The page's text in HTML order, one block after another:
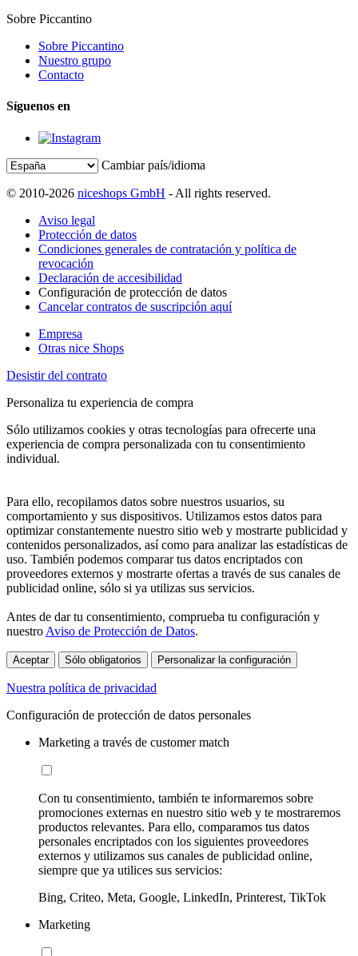
Sobre Piccantino
Sobre Piccantino
Nuestro grupo
Contacto
Síguenos en
Cambiar país/idioma
© 2010-2026 niceshops GmbH - All rights reserved.
Aviso legal
Protección de datos
Condiciones generales de contratación y política de
revocación
Declaración de accesibilidad
Configuración de protección de datos
Cancelar contratos de suscripción aquí
Empresa
Otras nice Shops
Desistir del contrato
Personaliza tu experiencia de compra
Sólo utilizamos cookies y otras tecnologías para ofrecerte una
experiencia de compra personalizada con tu consentimiento
individual.
Para ello, recopilamos datos sobre nuestros usuarios, su
comportamiento y sus dispositivos. Utilizamos estos datos para
optimizar constantemente nuestro sitio web y mostrarte publicidad y
contenidos personalizados, así como para analizar las estadísticas de
uso. También podemos comparar tus datos encriptados con
proveedores externos y mostrarte ofertas a través de sus canales de
publicidad online, sólo si ya utilizas sus servicios.
Antes de dar tu consentimiento, comprueba tu configuración y
nuestro Aviso de Protección de Datos.
Aceptar Sólo obligatorios Personalizar la configuración
Nuestra política de privacidad
Configuración de protección de datos personales
Marketing a través de customer match
Con tu consentimiento, también te informaremos sobre
promociones externas en nuestro sitio web y te mostraremos
productos relevantes. Para ello, comparamos tus datos
personales encriptados con los siguientes proveedores
externos y utilizamos sus canales de publicidad online,
siempre que ya utilices sus servicios:
Bing, Criteo, Meta, Google, LinkedIn, Printerest, TikTok
Marketing